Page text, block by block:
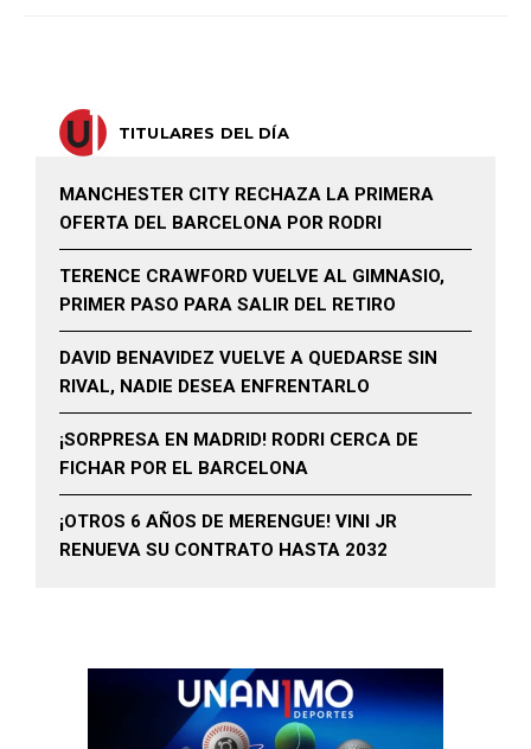
TITULARES DEL DÍA
MANCHESTER CITY RECHAZA LA PRIMERA
OFERTA DEL BARCELONA POR RODRI
TERENCE CRAWFORD VUELVE AL GIMNASIO,
PRIMER PASO PARA SALIR DEL RETIRO
DAVID BENAVIDEZ VUELVE A QUEDARSE SIN
RIVAL, NADIE DESEA ENFRENTARLO
¡SORPRESA EN MADRID! RODRI CERCA DE
FICHAR POR EL BARCELONA
¡OTROS 6 AÑOS DE MERENGUE! VINI JR
RENUEVA SU CONTRATO HASTA 2032